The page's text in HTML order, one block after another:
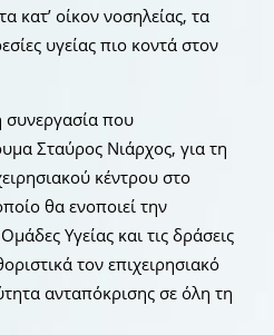
κατ’ οίκον νοσηλείας, τα
υγείας πιο κοντά στον
συνεργασία που
Σταύρος Νιάρχος, για τη
κέντρου στο
θα ενοποιεί την
Υγείας και τις δράσεις
τον επιχειρησιακό
ανταπόκρισης σε όλη τη